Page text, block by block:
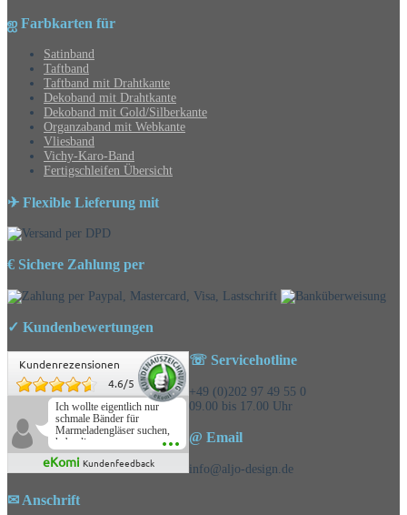
ஐ Farbkarten für
Satinband
Taftband
Taftband mit Drahtkante
Dekoband mit Drahtkante
Dekoband mit Gold/Silberkante
Organzaband mit Webkante
Vliesband
Vichy-Karo-Band
Fertigschleifen Übersicht
✈ Flexible Lieferung mit
€ Sichere Zahlung per
✓ Kundenbewertungen
Kundenrezensionen
4.6/5
Ich wollte eigentlich nur
schmale Bänder für
Marmeladengläser suchen,
habe die
Überraschungsbänder
mitbestellt und war positiv
eKomi Kundenfeedback
☏ Servicehotline
+49 (0)202 97 49 55 0
09.00 bis 17.00 Uhr
@ Email
info@aljo-design.de
✉ Anschrift